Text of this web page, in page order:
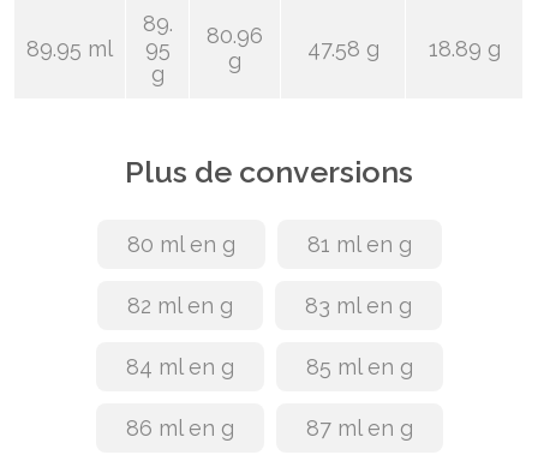
89.95 ml
89.
95
g
80.96
g
47.58 g 18.89 g
Plus de conversions
80 ml en g 81 ml en g
82 ml en g 83 ml en g
84 ml en g 85 ml en g
86 ml en g 87 ml en g